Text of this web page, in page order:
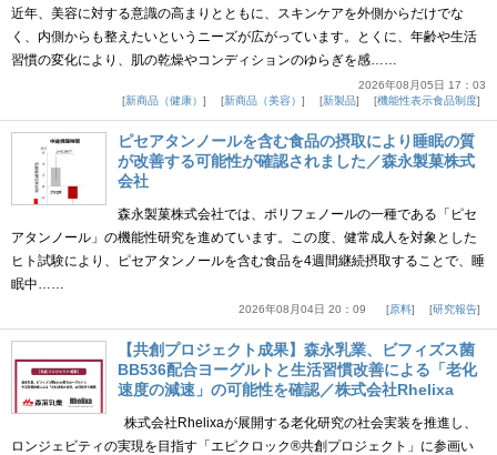
近年、美容に対する意識の高まりとともに、スキンケアを外側からだけでな
く、内側からも整えたいというニーズが広がっています。とくに、年齢や生活
習慣の変化により、肌の乾燥やコンディションのゆらぎを感……
2026年08月05日 17：03
新商品（健康）
新商品（美容） 新製品 機能性表示食品制度
ピセアタンノールを含む食品の摂取により睡眠の質
が改善する可能性が確認されました／森永製菓株式
会社
森永製菓株式会社では、ポリフェノールの一種である「ピセ
アタンノール」の機能性研究を進めています。この度、健常成人を対象とした
ヒト試験により、ピセアタンノールを含む食品を4週間継続摂取することで、睡
眠中……
2026年08月04日 20：09 原料 研究報告
【共創プロジェクト成果】森永乳業、ビフィズス菌
BB536配合ヨーグルトと生活習慣改善による「老化
速度の減速」の可能性を確認／株式会社Rhelixa
株式会社Rhelixaが展開する老化研究の社会実装を推進し、
ロンジェビティの実現を目指す「エピクロック®共創プロジェクト」に参画い